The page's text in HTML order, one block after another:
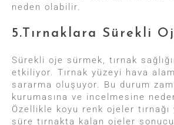
neden olabilir.
5.Tırnaklara Sürekli
Sürekli oje sürmek, tırnak
etkiliyor. Tırnak yüzeyi hava
sararma oluşuyor. Bu durum
kurumasına ve incelmesine
Özellikle koyu renk ojeler tırnağı
süre tırnakta kalan ojeler